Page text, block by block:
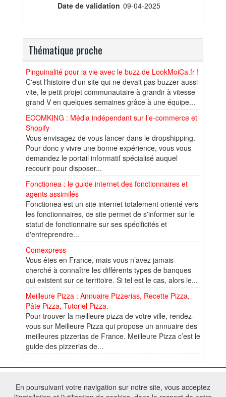
Date de validation 09-04-2025
Thématique proche
Pinguinalité pour la vie avec le buzz de LookMoiCa.fr !
C'est l'histoire d'un site qui ne devait pas buzzer aussi
vite, le petit projet communautaire à grandir à vitesse
grand V en quelques semaines grâce à une équipe...
ECOMKING : Média indépendant sur l’e-commerce et
Shopify
Vous envisagez de vous lancer dans le dropshipping.
Pour donc y vivre une bonne expérience, vous vous
demandez le portail informatif spécialisé auquel
recourir pour disposer...
Fonctionea : le guide internet des fonctionnaires et
agents assimilés
Fonctionea est un site internet totalement orienté vers
les fonctionnaires, ce site permet de s'informer sur le
statut de fonctionnaire sur ses spécificités et
d'entreprendre...
Comexpress
Vous êtes en France, mais vous n’avez jamais
cherché à connaître les différents types de banques
qui existent sur ce territoire. Si tel est le cas, alors le...
Meilleure Pizza : Annuaire Pizzerias, Recette Pizza,
Pâte Pizza, Tutoriel Pizza.
Pour trouver la meilleure pizza de votre ville, rendez-
vous sur Meilleure Pizza qui propose un annuaire des
meilleures pizzerias de France. Meilleure Pizza c’est le
guide des pizzerias de...
FontAwesome
En poursuivant votre navigation sur notre site, vous acceptez